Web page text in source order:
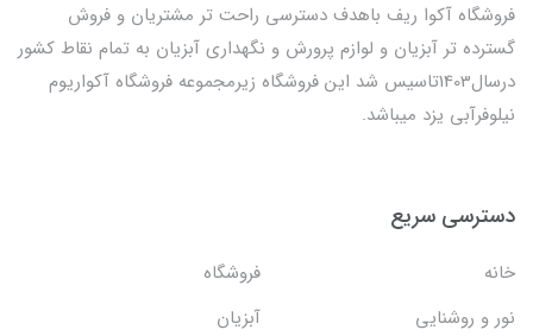
فروشگاه آکوا ریف باهدف دسترسی راحت تر مشتریان و فروش
گسترده تر آبزیان و لوازم پرورش و نگهداری آبزیان به تمام نقاط کشور
درسال1403تاسیس شد این فروشگاه زیرمجموعه فروشگاه آکواریوم
نیلوفرآبی یزد میباشد.
دسترسی سریع
خانه
فروشگاه
نور و روشنایی
آبزیان